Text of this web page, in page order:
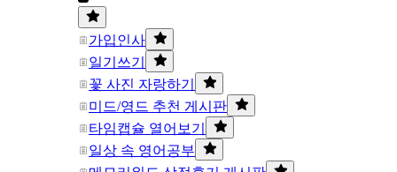
가입인사
일기쓰기
꽃 사진 자랑하기
미드/영드 추천 게시판
타임캡슐 열어보기
일상 속 영어공부